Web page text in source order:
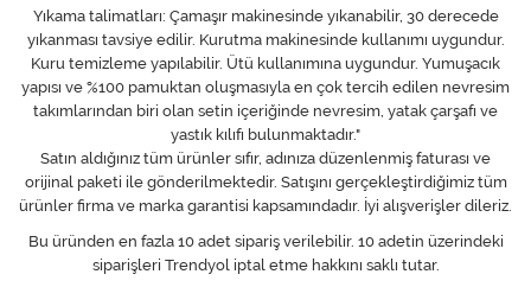
Yıkama talimatları: Çamaşır makinesinde yıkanabilir, 30 derecede
yıkanması tavsiye edilir. Kurutma makinesinde kullanımı uygundur.
Kuru temizleme yapılabilir. Ütü kullanımına uygundur. Yumuşacık
yapısı ve %100 pamuktan oluşmasıyla en çok tercih edilen nevresim
takımlarından biri olan setin içeriğinde nevresim, yatak çarşafı ve
yastık kılıfı bulunmaktadır."
Satın aldığınız tüm ürünler sıfır, adınıza düzenlenmiş faturası ve
orijinal paketi ile gönderilmektedir. Satışını gerçekleştirdiğimiz tüm
ürünler firma ve marka garantisi kapsamındadır. İyi alışverişler dileriz.
Bu üründen en fazla 10 adet sipariş verilebilir. 10 adetin üzerindeki
siparişleri Trendyol iptal etme hakkını saklı tutar.